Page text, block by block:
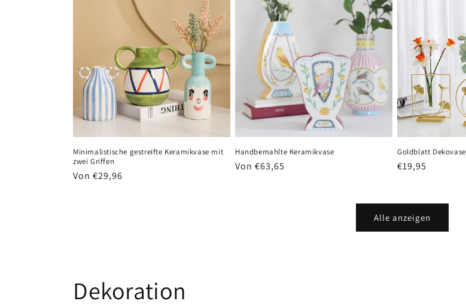
Minimalistische gestreifte Keramikvase mit
zwei Griffen
Normaler
Von €29,96
Handbemahlte Keramikvase
Normaler
Von €63,65
Goldblatt Dekovase
Normaler
€19,95
Alle anzeigen
Dekoration